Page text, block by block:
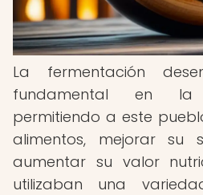
La fermentación
fundamental en la
permitiendo a este
alimentos, mejorar su
aumentar su valor
utilizaban una